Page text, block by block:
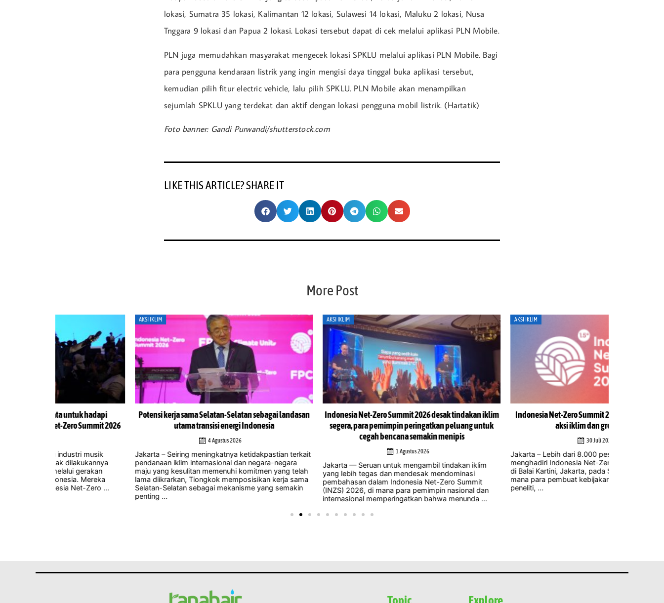
lokasi, Sumatra 35 lokasi, Kalimantan 12 lokasi, Sulawesi 14 lokasi, Maluku 2 lokasi, Nusa
Tnggara 9 lokasi dan Papua 2 lokasi. Lokasi tersebut dapat di cek melalui aplikasi PLN Mobile.
PLN juga memudahkan masyarakat mengecek lokasi SPKLU melalui aplikasi PLN Mobile. Bagi
para pengguna kendaraan listrik yang ingin mengisi daya tinggal buka aplikasi tersebut,
kemudian pilih fitur electric vehicle, lalu pilih SPKLU. PLN Mobile akan menampilkan
sejumlah SPKLU yang terdekat dan aktif dengan lokasi pengguna mobil listrik. (Hartatik)
Foto banner: Gandi Purwandi/shutterstock.com
LIKE THIS ARTICLE? SHARE IT
More Post
Potensi kerja sama Selatan-Selatan sebagai landasan
utama transisi energi Indonesia
Jakarta – Seiring meningkatnya ketidakpastian terkait
pendanaan iklim internasional dan negara-negara
maju yang kesulitan memenuhi komitmen yang telah
lama diikrarkan, Tiongkok memposisikan kerja sama
Selatan-Selatan sebagai mekanisme yang semakin
AKSI IKLIM
Indonesia Net-Zero Summit 2026 desak tindakan iklim
segera, para pemimpin peringatkan peluang untuk
cegah bencana semakin menipis
Jakarta — Seruan untuk mengambil tindakan iklim
yang lebih tegas dan mendesak mendominasi
pembahasan dalam Indonesia Net-Zero Summit
(INZS) 2026, di mana para pemimpin nasional dan
internasional memperingatkan bahwa menunda ...
AKSI IKLIM
Indonesia Net-Zero Summit 2026 soroti pelaksanaan
aksi iklim dan green growth
Jakarta – Lebih dari 8.000 peserta diperkirakan akan
menghadiri Indonesia Net-Zero Summit (INZS) 2026
di Balai Kartini, Jakarta, pada Sabtu, 1 Agustus, di
mana para pembuat kebijakan, pemimpin bisnis,
peneliti, ...
Topic Explore